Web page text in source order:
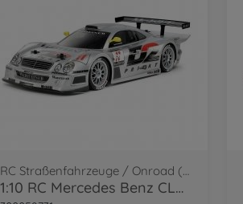
RC Straßenfahrzeuge / Onroad (2WD/4WD)
1:10 RC Mercedes Benz CLK-GT-R 1997 TC-01